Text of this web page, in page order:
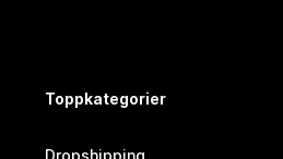
Toppkategorier